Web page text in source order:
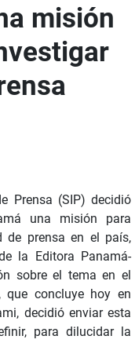
misión
Prensa (SIP) decidió
una misión para
de prensa en el país,
la Editora Panamá-
sobre el tema en el
concluye hoy en
decidió enviar esta
para dilucidar la